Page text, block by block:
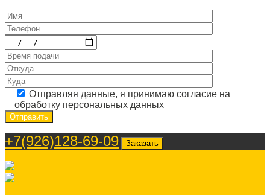
Отправляя данные, я принимаю согласие на
обработку персональных данных
+7(926)128-69-09 Заказать